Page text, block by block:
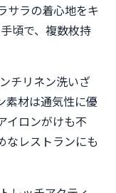
サラの着心地をキ
頃で、複数枚持
チリネン洗いざ
素材は通気性に優
イロンがけも不
なレストランにも